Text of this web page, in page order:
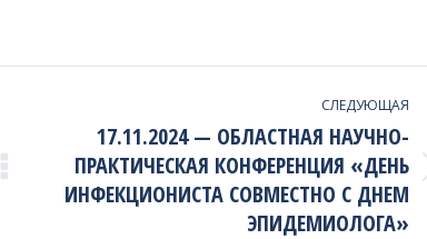
СЛЕДУЮЩАЯ
Next
project:
17.11.2024 — ОБЛАСТНАЯ НАУЧНО-
ПРАКТИЧЕСКАЯ КОНФЕРЕНЦИЯ «ДЕНЬ
ИНФЕКЦИОНИСТА СОВМЕСТНО С ДНЕМ
ЭПИДЕМИОЛОГА»